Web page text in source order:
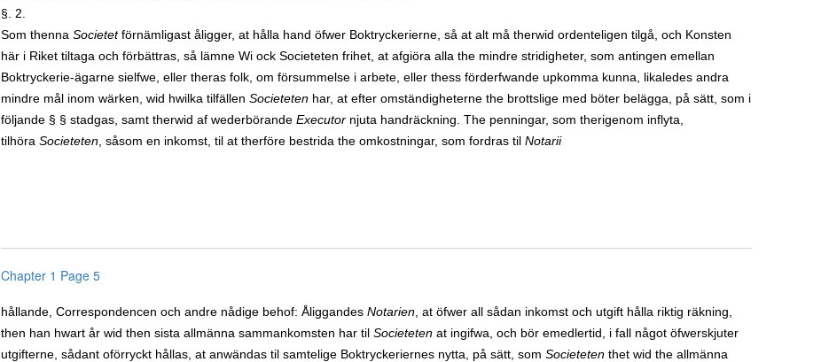
§. 2.
Som thenna Societetförnämligast åligger, at hålla hand öfwer Boktryckerierne, så at alt må therwid ordenteligen tilgå, och Konsten
här i Riket tiltaga och förbättras, så lämne Wi ock Societeten frihet, at afgiöra alla the mindre stridigheter, som antingen emellan
Boktryckerie-ägarne sielfwe, eller theras folk, om försummelse i arbete, eller thess förderfwande upkomma kunna, likaledes andra
mindre mål inom wärken, wid hwilka tilfällen Societetenhar, at efter omständigheterne the brottslige med böter belägga, på sätt, som i
följande § § stadgas, samt therwid af wederbörande Executornjuta handräckning. The penningar, som therigenom inflyta,
tilhöra Societeten, såsom en inkomst, til at therföre bestrida the omkostningar, som fordras til Notarii
Chapter 1 Page 5
hållande, Correspondencen och andre nådige behof: Åliggandes Notarien, at öfwer all sådan inkomst och utgift hålla riktig räkning,
then han hwart år wid then sista allmänna sammankomsten har til Societetenat ingifwa, och bör emedlertid, i fall något öfwerskjuter
utgifterne, sådant oförryckt hållas, at anwändas til samtelige Boktryckeriernes nytta, på sätt, som Societetenthet wid the allmänna